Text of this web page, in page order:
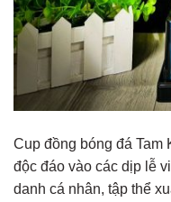
Cup đồng bóng đá Tam
độc đáo vào các dịp lễ
danh cá nhân, tập thể